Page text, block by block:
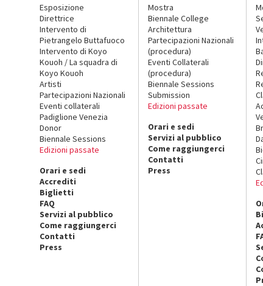
Esposizione
Direttrice
Intervento di
Pietrangelo Buttafuoco
Intervento di Koyo
Kouoh / La squadra di
Koyo Kouoh
Artisti
Partecipazioni Nazionali
Eventi collaterali
Padiglione Venezia
Donor
Biennale Sessions
Edizioni passate
Orari e sedi
Accrediti
Biglietti
FAQ
Servizi al pubblico
Come raggiungerci
Contatti
Press
Mostra
Biennale College
Architettura
Partecipazioni Nazionali
(procedura)
Eventi Collaterali
(procedura)
Biennale Sessions
Submission
Edizioni passate
Orari e sedi
Servizi al pubblico
Come raggiungerci
Contatti
Press